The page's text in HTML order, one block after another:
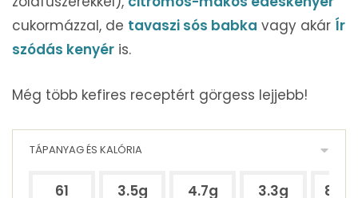
cukormázzal, de tavaszi sós babka vagy akár Ír
szódás kenyér is.
Még több kefires receptért görgess lejjebb!
TÁPANYAG ÉS KALÓRIA
61 3.5g 4.7g 3.3g